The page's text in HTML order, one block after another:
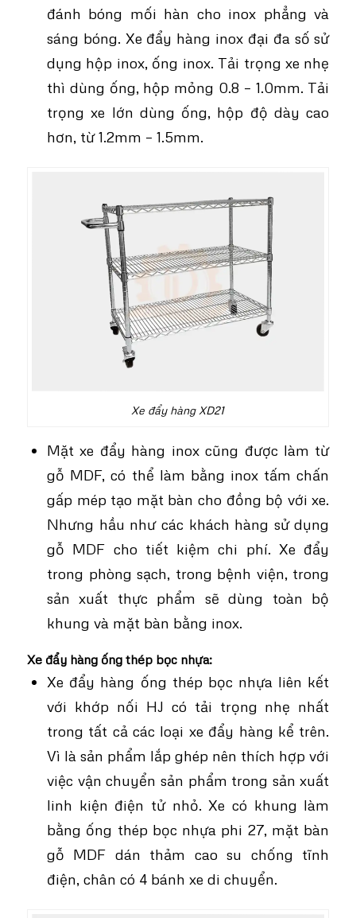
đánh bóng mối hàn cho inox phẳng và
sáng bóng. Xe đẩy hàng inox đại đa số sử
dụng hộp inox, ống inox. Tải trọng xe nhẹ
thì dùng ống, hộp mỏng 0.8 – 1.0mm. Tải
trọng xe lớn dùng ống, hộp độ dày cao
hơn, từ 1.2mm – 1.5mm.
Xe đẩy hàng XD21
Mặt xe đẩy hàng inox cũng được làm từ
gỗ MDF, có thể làm bằng inox tấm chấn
gấp mép tạo mặt bàn cho đồng bộ với xe.
Nhưng hầu như các khách hàng sử dụng
gỗ MDF cho tiết kiệm chi phí. Xe đẩy
trong phòng sạch, trong bệnh viện, trong
sản xuất thực phẩm sẽ dùng toàn bộ
khung và mặt bàn bằng inox.
Xe đẩy hàng ống thép bọc nhựa:
Xe đẩy hàng ống thép bọc nhựa liên kết
với khớp nối HJ có tải trọng nhẹ nhất
trong tất cả các loại xe đẩy hàng kể trên.
Vì là sản phẩm lắp ghép nên thích hợp với
việc vận chuyển sản phẩm trong sản xuất
linh kiện điện tử nhỏ. Xe có khung làm
bằng ống thép bọc nhựa phi 27, mặt bàn
gỗ MDF dán thảm cao su chống tĩnh
điện, chân có 4 bánh xe di chuyển.